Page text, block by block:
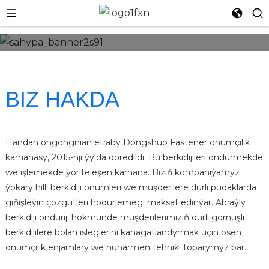
BIZ HAKDA
Handan ongongnian etraby Dongshuo Fastener önümçilik
kärhanasy, 2015-nji ýylda döredildi. Bu berkidijileri öndürmekde
we işlemekde ýöriteleşen kärhana. Biziň kompaniýamyz
ýokary hilli berkidiji önümleri we müşderilere dürli pudaklarda
giňişleýin çözgütleri hödürlemegi maksat edinýär. Abraýly
berkidiji öndüriji hökmünde müşderilerimiziň dürli görnüşli
berkidijilere bolan isleglerini kanagatlandyrmak üçin ösen
önümçilik enjamlary we hünärmen tehniki toparymyz bar.